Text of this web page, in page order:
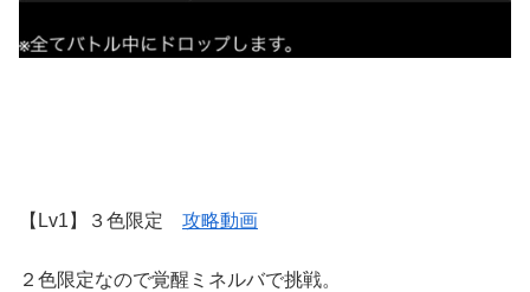
【Lv1】３色限定 攻略動画
２色限定なので覚醒ミネルバで挑戦。